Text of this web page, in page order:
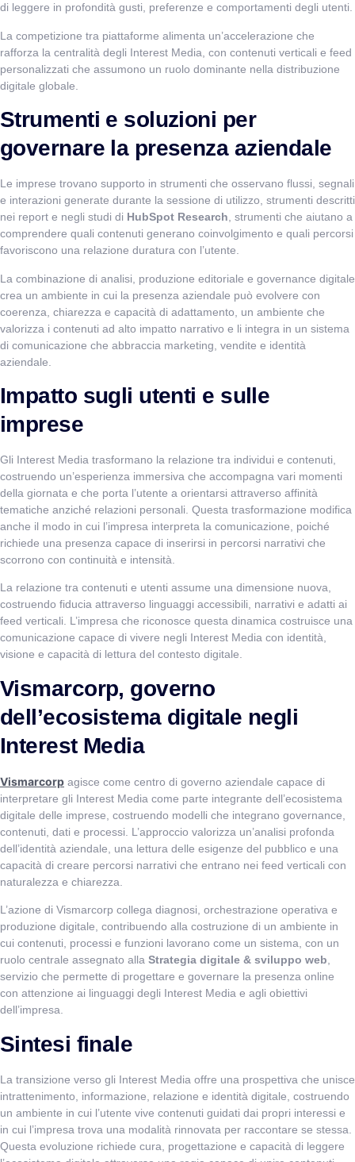
di leggere in profondità gusti, preferenze e comportamenti degli utenti.
La competizione tra piattaforme alimenta un’accelerazione che
rafforza la centralità degli Interest Media, con contenuti verticali e feed
personalizzati che assumono un ruolo dominante nella distribuzione
digitale globale.
Strumenti e soluzioni per
governare la presenza aziendale
Le imprese trovano supporto in strumenti che osservano flussi, segnali
e interazioni generate durante la sessione di utilizzo, strumenti descritti
nei report e negli studi di HubSpot Research, strumenti che aiutano a
comprendere quali contenuti generano coinvolgimento e quali percorsi
favoriscono una relazione duratura con l’utente.
La combinazione di analisi, produzione editoriale e governance digitale
crea un ambiente in cui la presenza aziendale può evolvere con
coerenza, chiarezza e capacità di adattamento, un ambiente che
valorizza i contenuti ad alto impatto narrativo e li integra in un sistema
di comunicazione che abbraccia marketing, vendite e identità
aziendale.
Impatto sugli utenti e sulle
imprese
Gli Interest Media trasformano la relazione tra individui e contenuti,
costruendo un’esperienza immersiva che accompagna vari momenti
della giornata e che porta l’utente a orientarsi attraverso affinità
tematiche anziché relazioni personali. Questa trasformazione modifica
anche il modo in cui l’impresa interpreta la comunicazione, poiché
richiede una presenza capace di inserirsi in percorsi narrativi che
scorrono con continuità e intensità.
La relazione tra contenuti e utenti assume una dimensione nuova,
costruendo fiducia attraverso linguaggi accessibili, narrativi e adatti ai
feed verticali. L’impresa che riconosce questa dinamica costruisce una
comunicazione capace di vivere negli Interest Media con identità,
visione e capacità di lettura del contesto digitale.
Vismarcorp, governo
dell’ecosistema digitale negli
Interest Media
Vismarcorp agisce come centro di governo aziendale capace di
interpretare gli Interest Media come parte integrante dell’ecosistema
digitale delle imprese, costruendo modelli che integrano governance,
contenuti, dati e processi. L’approccio valorizza un’analisi profonda
dell’identità aziendale, una lettura delle esigenze del pubblico e una
capacità di creare percorsi narrativi che entrano nei feed verticali con
naturalezza e chiarezza.
L’azione di Vismarcorp collega diagnosi, orchestrazione operativa e
produzione digitale, contribuendo alla costruzione di un ambiente in
cui contenuti, processi e funzioni lavorano come un sistema, con un
ruolo centrale assegnato alla Strategia digitale & sviluppo web,
servizio che permette di progettare e governare la presenza online
con attenzione ai linguaggi degli Interest Media e agli obiettivi
dell’impresa.
Sintesi finale
La transizione verso gli Interest Media offre una prospettiva che unisce
intrattenimento, informazione, relazione e identità digitale, costruendo
un ambiente in cui l’utente vive contenuti guidati dai propri interessi e
in cui l’impresa trova una modalità rinnovata per raccontare se stessa.
Questa evoluzione richiede cura, progettazione e capacità di leggere